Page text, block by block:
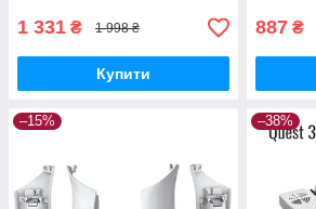
1 331 ₴ 1 998 ₴
Купити
887 ₴
–15% –38%